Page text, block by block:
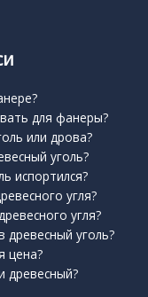
для фанеры?
или дрова?
уголь?
испортился?
угля?
угля?
уголь?
цена?
древесный?